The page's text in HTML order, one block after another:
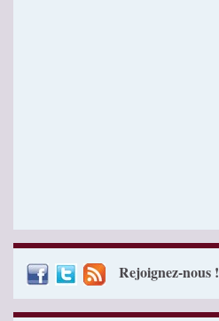
Rejoignez-nous !